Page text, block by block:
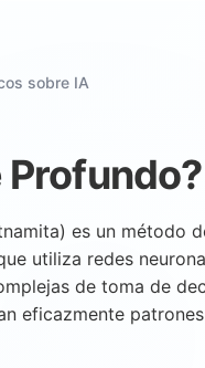
sobre IA
Profundo?
es un método
utiliza redes
de toma de
eficazmente